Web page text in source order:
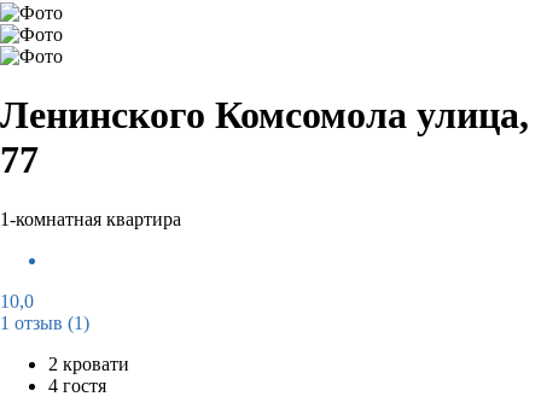
Ленинского Комсомола улица,
77
1-комнатная квартира
10,0
1 отзыв (1)
2 кровати
4 гостя